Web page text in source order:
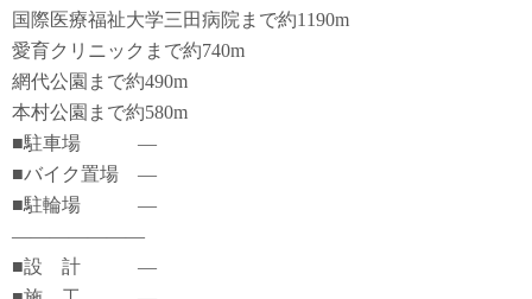
国際医療福祉大学三田病院まで約1190m
愛育クリニックまで約740m
網代公園まで約490m
本村公園まで約580m
■駐車場 ―
■バイク置場 ―
■駐輪場 ―
―――――――
■設 計 ―